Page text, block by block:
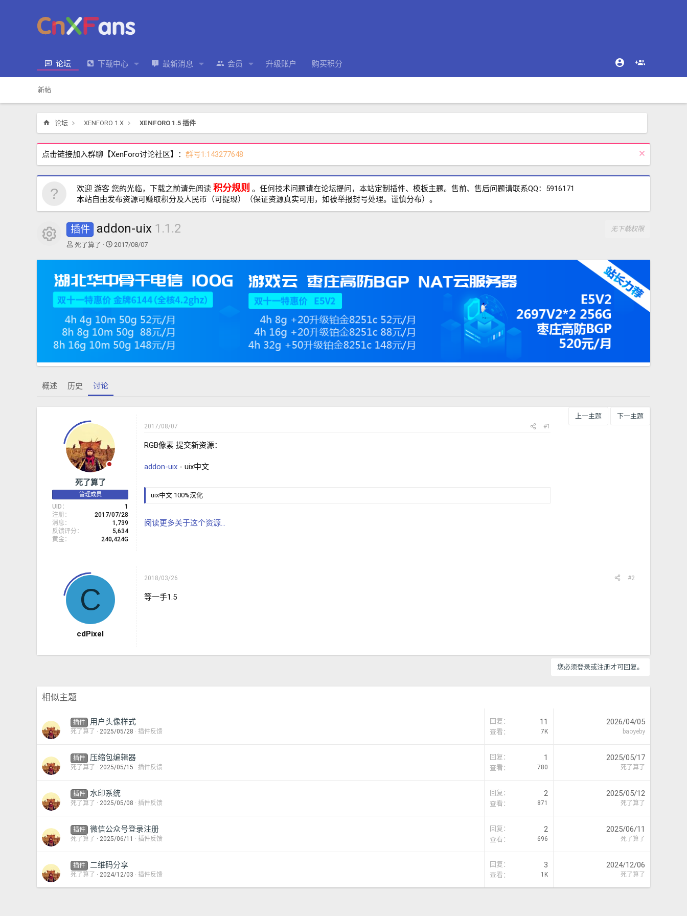
论坛 下载中心 最新消息 会员 升级账户 购买积分
新帖
论坛 XENFORO 1.X XENFORO 1.5 插件
点击链接加入群聊【XenForo讨论社区】： 群号1:143277648
欢迎 游客 您的光临，下载之前请先阅读 积分规则 。任何技术问题请在论坛提问，本站定制插件、模板主题。售前、售后问题请联系QQ：5916171
本站自由发布资源可赚取积分及人民币（可提现）（保证资源真实可用，如被举报封号处理。谨慎分布）。
资源图标
插件 addon-uix 1.1.2
无下载权限
主
发
人
死了算了
开
时
2017/08/07
概述 历史 讨论
上一主题 下一主题
死了算了
管理成员
UID
1
注册
2017/07/28
消息
1,739
反馈评分
5,634
黄金
240,424G
2017/08/07 #1
RGB像素 提交新资源：
addon-uix - uix中文
uix中文 100%汉化
阅读更多关于这个资源...
C
cdPixel
2018/03/26 #2
等一手1.5
您必须登录或注册才可回复。
相似主题
插件 用户头像样式
死了算了 2025/05/28 插件反馈
回复 11
查看 7K
2026/04/05
baoyeby
插件 压缩包编辑器
死了算了 2025/05/15 插件反馈
回复 1
查看 780
2025/05/17
死了算了
插件 水印系统
死了算了 2025/05/08 插件反馈
回复 2
查看 871
2025/05/12
死了算了
插件 微信公众号登录注册
死了算了 2025/06/11 插件反馈
回复 2
查看 696
2025/06/11
死了算了
插件 二维码分享
死了算了 2024/12/03 插件反馈
回复 3
查看 1K
2024/12/06
死了算了